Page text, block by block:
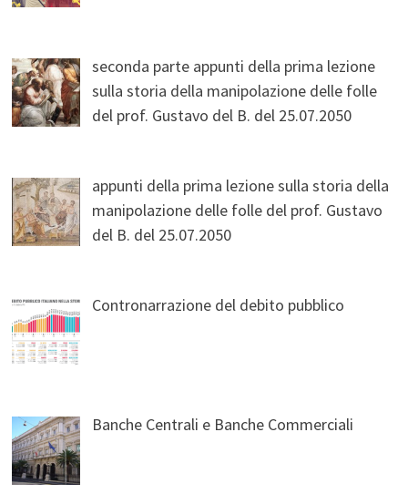
seconda parte appunti della prima lezione
sulla storia della manipolazione delle folle
del prof. Gustavo del B. del 25.07.2050
appunti della prima lezione sulla storia della
manipolazione delle folle del prof. Gustavo
del B. del 25.07.2050
Contronarrazione del debito pubblico
Banche Centrali e Banche Commerciali